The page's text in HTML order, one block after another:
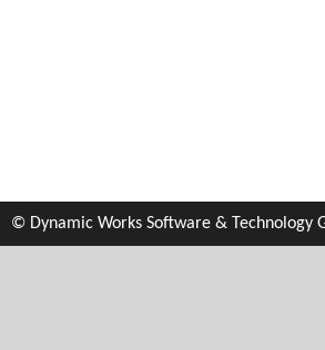
© Dynamic Works Software & Technology